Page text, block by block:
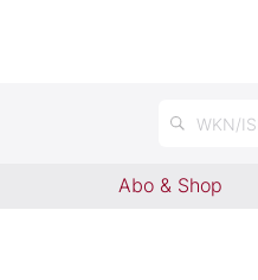
WKN/
Abo & Shop